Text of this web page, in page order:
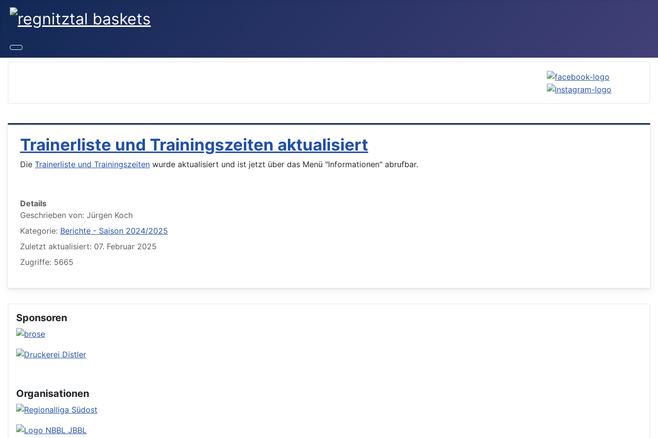
Trainerliste und Trainingszeiten aktualisiert
Die Trainerliste und Trainingszeiten wurde aktualisiert und ist jetzt über das Menü "Informationen" abrufbar.
Details
Geschrieben von: Jürgen Koch
Kategorie: Berichte - Saison 2024/2025
Zuletzt aktualisiert: 07. Februar 2025
Zugriffe: 5665
Sponsoren
Organisationen